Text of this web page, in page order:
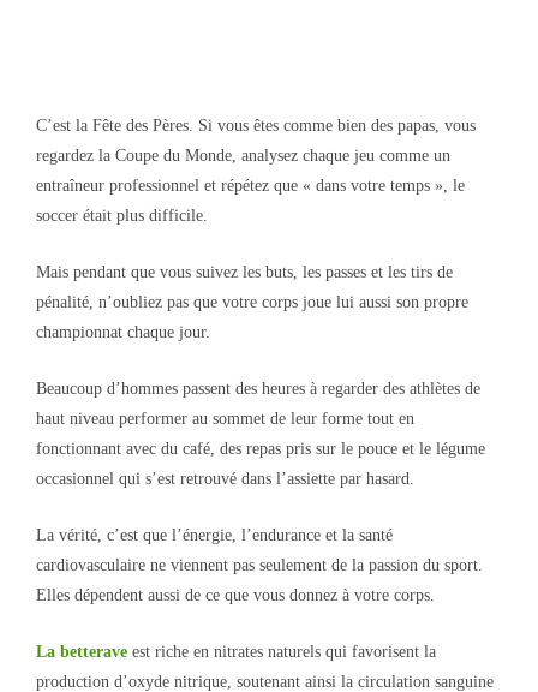
C’est la Fête des Pères. Si vous êtes comme bien des papas, vous
regardez la Coupe du Monde, analysez chaque jeu comme un
entraîneur professionnel et répétez que « dans votre temps », le
soccer était plus difficile.
Mais pendant que vous suivez les buts, les passes et les tirs de
pénalité, n’oubliez pas que votre corps joue lui aussi son propre
championnat chaque jour.
Beaucoup d’hommes passent des heures à regarder des athlètes de
haut niveau performer au sommet de leur forme tout en
fonctionnant avec du café, des repas pris sur le pouce et le légume
occasionnel qui s’est retrouvé dans l’assiette par hasard.
La vérité, c’est que l’énergie, l’endurance et la santé
cardiovasculaire ne viennent pas seulement de la passion du sport.
Elles dépendent aussi de ce que vous donnez à votre corps.
La betterave est riche en nitrates naturels qui favorisent la
production d’oxyde nitrique, soutenant ainsi la circulation sanguine